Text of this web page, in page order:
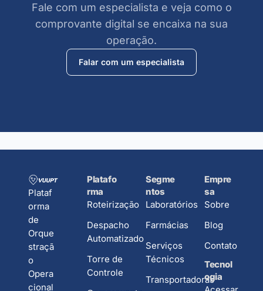
Fale com um especialista e veja como o
comprovante digital se encaixa na sua
operação.
Falar com um especialista
Plataf
orma
de
Orque
straçã
o
Opera
cional
Platafo
rma
Roteirização
Despacho
Automatizado
Torre de
Controle
Segme
ntos
Laboratórios
Farmácias
Serviços
Técnicos
Transportadoras
Empre
sa
Sobre
Blog
Contato
Tecnol
ogia